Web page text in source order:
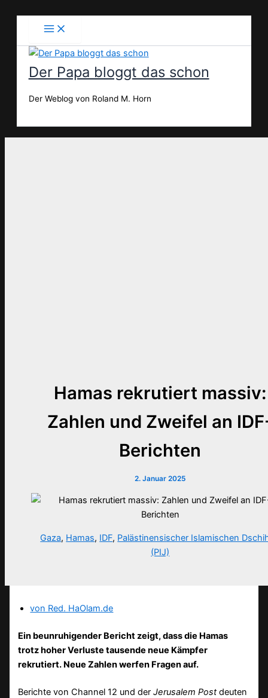
Der Papa bloggt das schon
Der Weblog von Roland M. Horn
Hamas rekrutiert massiv:
Zahlen und Zweifel an
Berichten
2. Januar 2025
Gaza, Hamas, IDF, Palästinensischer Islamischen
(PIJ)
von Red. HaOlam.de
Ein beunruhigender Bericht zeigt, dass die Hamas
trotz hoher Verluste tausende neue Kämpfer
rekrutiert. Neue Zahlen werfen Fragen auf.
Berichte von Channel 12 und derJerusalem Postdeuten